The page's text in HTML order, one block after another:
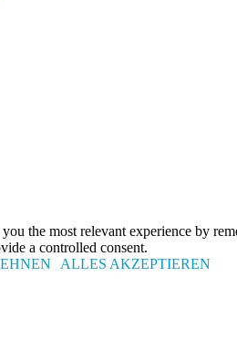
the most relevant experience by
a controlled consent.
ALLES AKZEPTIEREN